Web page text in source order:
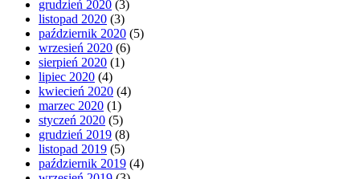
grudzień 2020 (3)
listopad 2020 (3)
październik 2020 (5)
wrzesień 2020 (6)
sierpień 2020 (1)
lipiec 2020 (4)
kwiecień 2020 (4)
marzec 2020 (1)
styczeń 2020 (5)
grudzień 2019 (8)
listopad 2019 (5)
październik 2019 (4)